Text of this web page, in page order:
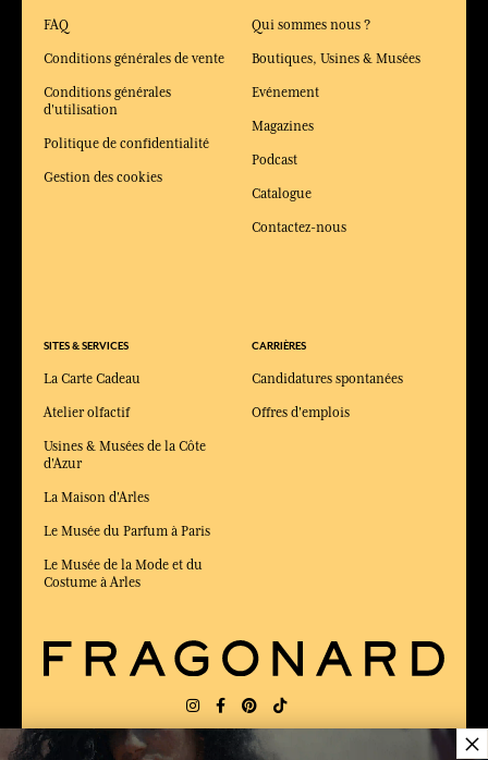
FAQ
Conditions générales de vente
Conditions générales
d'utilisation
Politique de confidentialité
Gestion des cookies
SITES & SERVICES
La Carte Cadeau
Atelier olfactif
Usines & Musées de la Côte
d'Azur
La Maison d'Arles
Le Musée du Parfum à Paris
Le Musée de la Mode et du
Costume à Arles
Qui sommes nous ?
Boutiques, Usines & Musées
Evénement
Magazines
Podcast
Catalogue
Contactez-nous
CARRIÈRES
Candidatures spontanées
Offres d'emplois
×